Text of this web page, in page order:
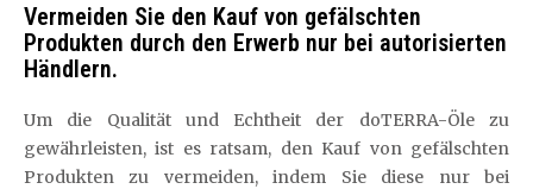
Vermeiden Sie den Kauf von gefälschten
Produkten durch den Erwerb nur bei autorisierten
Händlern.
Um die Qualität und Echtheit der doTERRA-Öle zu
gewährleisten, ist es ratsam, den Kauf von gefälschten
Produkten zu vermeiden, indem Sie diese nur bei